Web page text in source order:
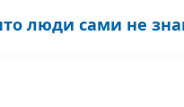
люди сами не